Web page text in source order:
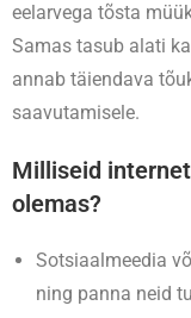
eelarvega tõsta
Samas tasub alati
annab täiendava
saavutamisele.
Milliseid
olemas?
Sotsiaalmeedia
ning panna neid